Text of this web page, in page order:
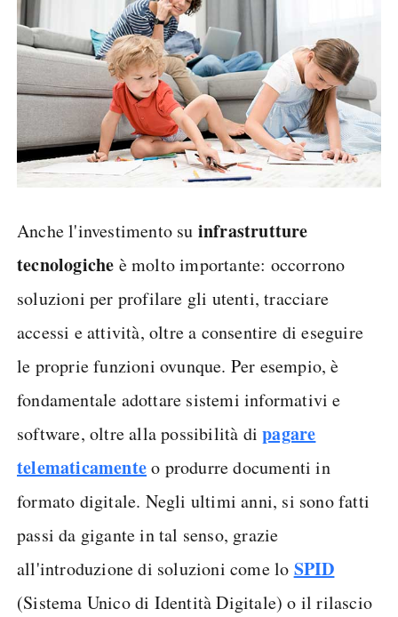
Anche l'investimento su infrastrutture
tecnologiche è molto importante: occorrono
soluzioni per profilare gli utenti, tracciare
accessi e attività, oltre a consentire di eseguire
le proprie funzioni ovunque. Per esempio, è
fondamentale adottare sistemi informativi e
software, oltre alla possibilità dipagare
telematicamenteo produrre documenti in
formato digitale. Negli ultimi anni, si sono fatti
passi da gigante in tal senso, grazie
all'introduzione di soluzioni come lo SPID
(Sistema Unico di Identità Digitale) o il rilascio